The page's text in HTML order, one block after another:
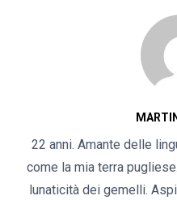
22 anni. Amante delle
come la mia terra
lunaticità dei gemelli.